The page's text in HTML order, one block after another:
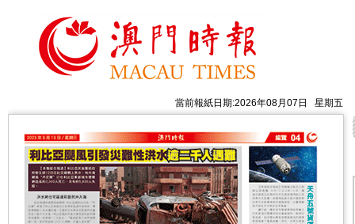
當前報紙日期:2026年08月07日 星期五